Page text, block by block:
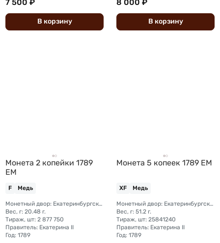
7 500 ₽
В корзину
8 000 ₽
В корзину
Монета 2 копейки 1789
ЕМ
F Медь
Монетный двор: Екатеринбургский монетный двор
Вес, г: 20.48 г.
Тираж, шт: 2 877 750
Правитель: Екатерина II
Год: 1789
Монета 5 копеек 1789 ЕМ
XF Медь
Монетный двор: Екатеринбургский монетный двор
Вес, г: 51.2 г.
Тираж, шт: 25841240
Правитель: Екатерина II
Год: 1789